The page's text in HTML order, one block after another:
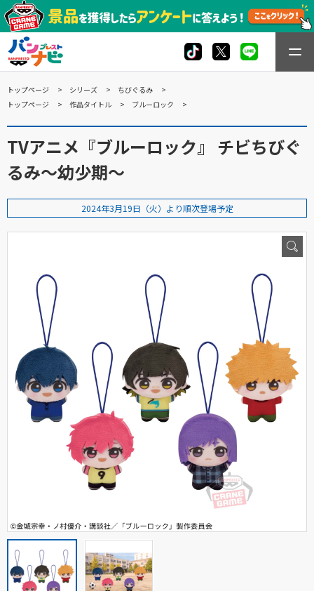
トップページ シリーズ
ちびぐるみ
トップページ
作品タイトル ブルーロック
TVアニメ『ブルーロック』 チビちびぐ
るみ～幼少期～
2024年3月19日（火）より順次登場予定